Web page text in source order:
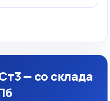
— со склада